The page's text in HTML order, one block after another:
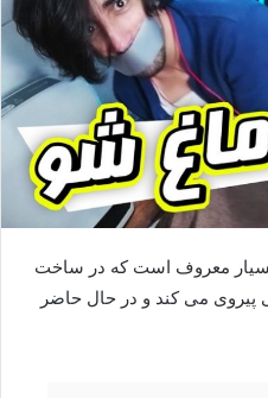
معروف است که در ساخت
می کند و در حال حاضر